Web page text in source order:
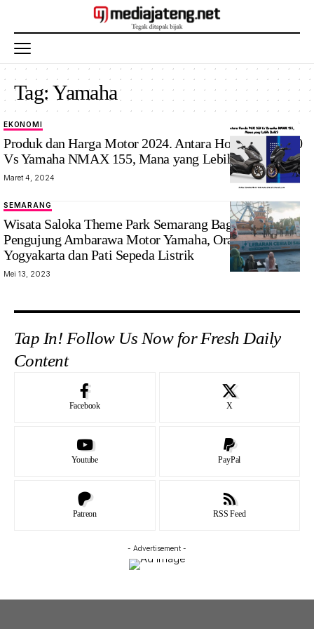
Tag:Yamaha
EKONOMI
Produk dan Harga Motor 2024. Antara Honda PCX 160
Vs Yamaha NMAX 155, Mana yang Lebih Baik?
Maret 4, 2024
SEMARANG
Wisata Saloka Theme Park Semarang Bagi Hadiah.
Pengujung Ambarawa Motor Yamaha, Orang
Yogyakarta dan Pati Sepeda Listrik
Mei 13, 2023
Tap In! Follow Us Now for Fresh Daily
Content
Facebook X
Youtube PayPal
Patreon RSS Feed
- Advertisement -